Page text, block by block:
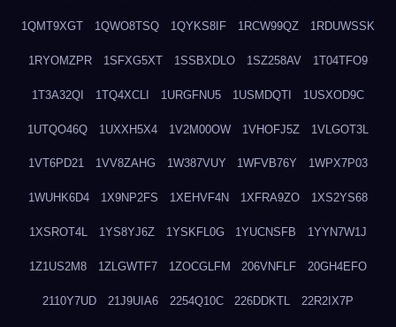
1QMT9XGT 1QWO8TSQ 1QYKS8IF 1RCW99QZ 1RDUWSSK
1RYOMZPR 1SFXG5XT 1SSBXDLO 1SZ258AV 1T04TFO9
1T3A32QI 1TQ4XCLI 1URGFNU5 1USMDQTI 1USXOD9C
1UTQO46Q 1UXXH5X4 1V2M00OW 1VHOFJ5Z 1VLGOT3L
1VT6PD21 1VV8ZAHG 1W387VUY 1WFVB76Y 1WPX7P03
1WUHK6D4 1X9NP2FS 1XEHVF4N 1XFRA9ZO 1XS2YS68
1XSROT4L 1YS8YJ6Z 1YSKFL0G 1YUCNSFB 1YYN7W1J
1Z1US2M8 1ZLGWTF7 1ZOCGLFM 206VNFLF 20GH4EFO
2110Y7UD 21J9UIA6 2254Q10C 226DDKTL 22R2IX7P